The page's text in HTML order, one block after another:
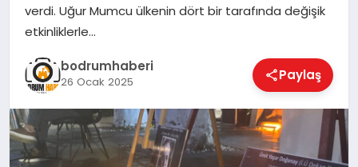
SPOR
MUĞLA
☰
verdi. Uğur Mumcu ülkenin dört bir tarafında değişik
etkinliklerle…
bodrumhaberi
26 Ocak 2025 Paylaş